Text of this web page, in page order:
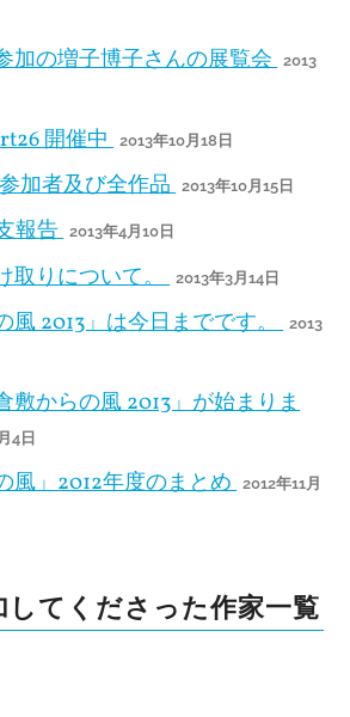
加の増子博子さんの展覧会 2013
開催中 2013年10月18日
加者及び全作品 2013年10月15日
報告 2013年4月10日
取りについて。 2013年3月14日
風 2013」は今日までです。 2013
敷からの風 2013」が始まりま
4日
風」2012年度のまとめ 2012年11月
してくださった作家一覧